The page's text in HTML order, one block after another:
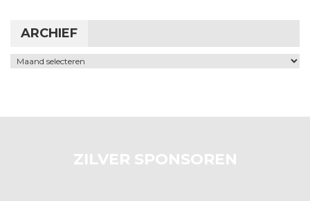
ARCHIEF
Archief
ZILVER SPONSOREN